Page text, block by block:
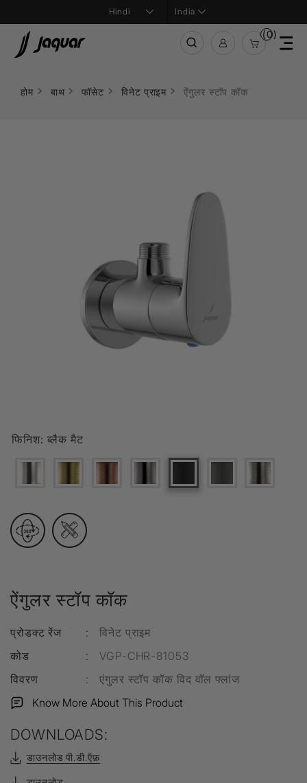
India
(0)
होम बाथ फॉसेट विनेट प्राइम ऐंगुलर स्टॉप कॉक
ऐंगुलर स्टॉप कॉक
प्रोडक्ट रेंज :
विनेट प्राइम
कोड
:
VGP-CHR-81053
विवरण
: एंगुलर स्टॉप कॉक विद वॉल फ्लांज
फिनिश: ब्लैक मैट
Know More About This Product
DOWNLOADS:
डाउनलोड पी.डी.ऍफ़